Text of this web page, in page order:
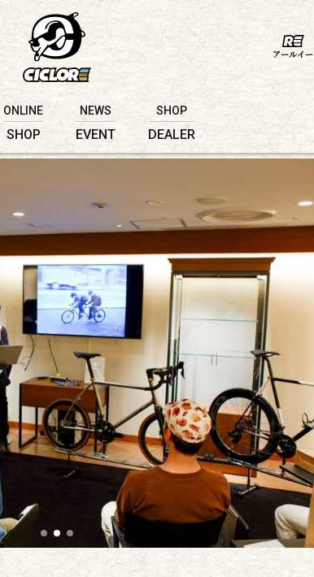
アールイー
ONLINE
SHOP
NEWS
EVENT
SHOP
DEALER